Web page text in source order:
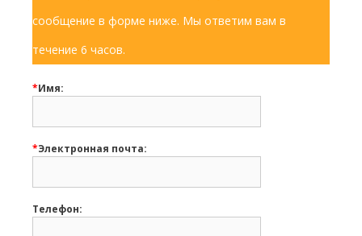
сообщение в форме ниже. Мы ответим вам в
течение 6 часов.
*Имя:
*Электронная почта:
Телефон: